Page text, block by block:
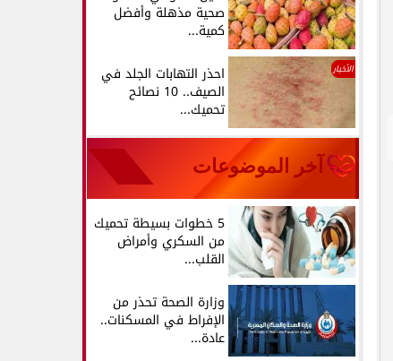
صحية مذهلة وأفضل
كمية...
الأخبار احذر التهابات الجلد في
الصيف.. 10 نصائح
تحميك...
آخر الموضوعات
5 خطوات بسيطة تحميك
من السكري وأمراض
القلب...
وزارة الصحة تحذر من
الإفراط في المسكنات..
عادة...